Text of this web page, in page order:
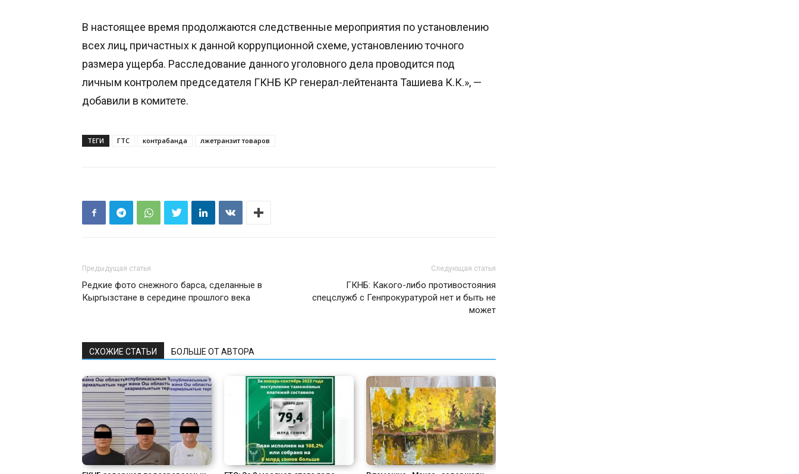
В настоящее время продолжаются следственные мероприятия по установлению
всех лиц, причастных к данной коррупционной схеме, установлению точного
размера ущерба. Расследование данного уголовного дела проводится под
личным контролем председателя ГКНБ КР генерал-лейтенанта Ташиева К.К.», —
добавили в комитете.
ТЕГИ ГТС контрабанда лжетранзит товаров
Предыдущая статья
Редкие фото снежного барса, сделанные в
Кыргызстане в середине прошлого века
Следующая статья
ГКНБ: Какого-либо противостояния
спецслужб с Генпрокуратурой нет и быть не
может
СХОЖИЕ СТАТЬИ БОЛЬШЕ ОТ АВТОРА